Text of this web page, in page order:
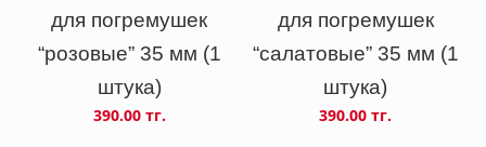
для погремушек
“розовые” 35 мм (1
штука)
390.00 тг.
для погремушек
“салатовые” 35 мм (1
штука)
390.00 тг.